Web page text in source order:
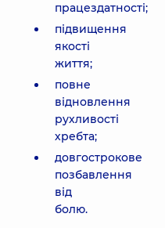
працездатності;
підвищення
якості
життя;
повне
відновлення
рухливості
хребта;
довгострокове
позбавлення
від
болю.